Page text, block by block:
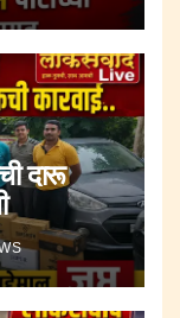
दारू
रुपयांचा